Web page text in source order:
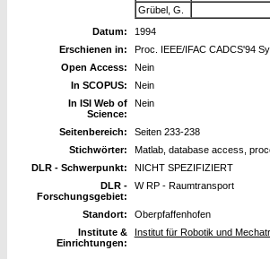
Grübel, G.
Datum:
1994
Erschienen in:
Proc. IEEE/IFAC CADCS'94
Open Access:
Nein
In SCOPUS:
Nein
In ISI Web of
Science:
Nein
Seitenbereich:
Seiten 233-238
Stichwörter:
Matlab, database access,
DLR - Schwerpunkt:
NICHT SPEZIFIZIERT
DLR -
Forschungsgebiet:
W RP - Raumtransport
Standort:
Oberpfaffenhofen
Institute &
Einrichtungen:
Institut für Robotik und